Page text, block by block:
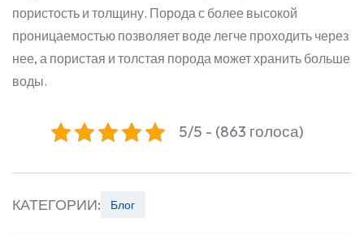
пористость и толщину. Порода с более высокой
проницаемостью позволяет воде легче проходить через
нее, а пористая и толстая порода может хранить больше
воды.
5/5 - (863 голоса)
КАТЕГОРИИ: Блог